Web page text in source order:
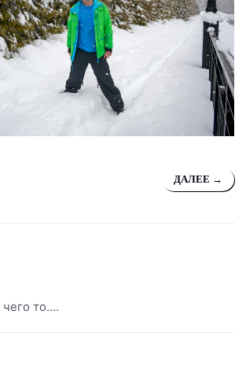
ДАЛЕЕ →
то....